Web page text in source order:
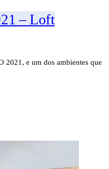
– Loft
2021, e um dos ambientes que